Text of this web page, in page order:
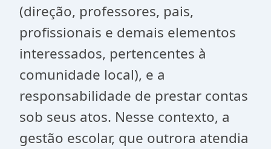
(direção, professores, pais,
profissionais e demais elementos
interessados, pertencentes à
comunidade local), e a
responsabilidade de prestar contas
sob seus atos. Nesse contexto, a
gestão escolar, que outrora atendia